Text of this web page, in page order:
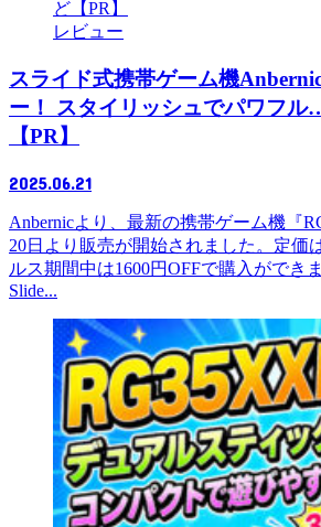
レビュー
スライド式携帯ゲーム機
ー！ スタイリッシュでパワフ
【PR】
2025.06.21
Anbernicより、最新の携帯ゲーム機『
20日より販売が開始されました。定価
ルス期間中は1600円OFFで購入ができ
Slide...